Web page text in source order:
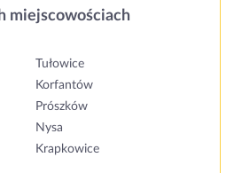
miejscowościach
Tułowice
Korfantów
Prószków
Nysa
Krapkowice